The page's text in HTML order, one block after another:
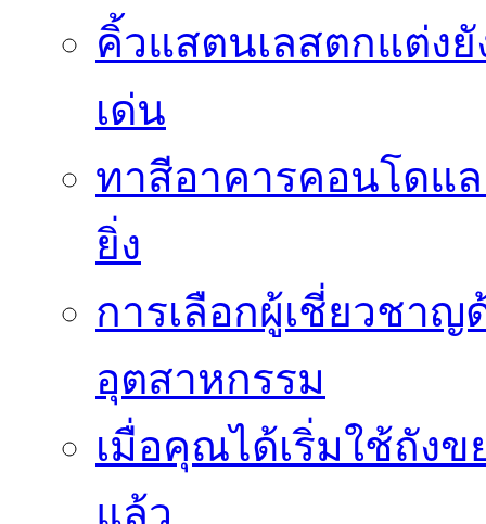
คิ้วแสตนเลสตกแต่ง
เด่น
ทาสีอาคารคอนโดแ
ยิ่ง
การเลือกผู้เชี่ยวชา
อุตสาหกรรม
เมื่อคุณได้เริ่มใช้ถัง
แล้ว